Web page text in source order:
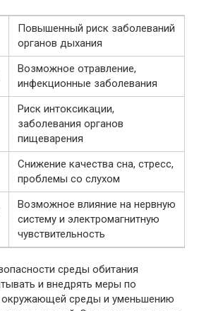
Повышенный риск заболеваний
органов дыхания
Возможное отравление,
инфекционные заболевания
Риск интоксикации,
заболевания органов
пищеварения
Снижение качества сна, стресс,
проблемы со слухом
Возможное влияние на нервную
систему и электромагнитную
чувствительность
среды обитания
и внедрять меры по
окружающей среды и уменьшению